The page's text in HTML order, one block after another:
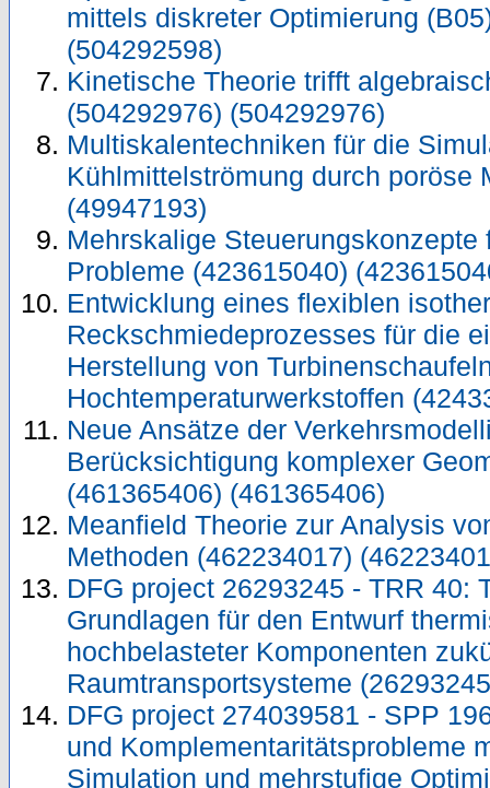
mittels diskreter Optimierung
(504292598)
Kinetische Theorie trifft
(504292976) (504292976)
Multiskalentechniken für die
Kühlmittelströmung durch poröse
(49947193)
Mehrskalige Steuerungskonzepte
Probleme (423615040)
Entwicklung eines flexiblen
Reckschmiedeprozesses für die
Herstellung von
Hochtemperaturwerkstoffen
Neue Ansätze der
Berücksichtigung komplexer
(461365406) (461365406)
Meanfield Theorie zur Analysis
Methoden (462234017)
DFG project 26293245 - TRR 40:
Grundlagen für den Entwurf
hochbelasteter Komponenten
Raumtransportsysteme
DFG project 274039581 - SPP
und Komplementaritätsprobleme
Simulation und mehrstufige